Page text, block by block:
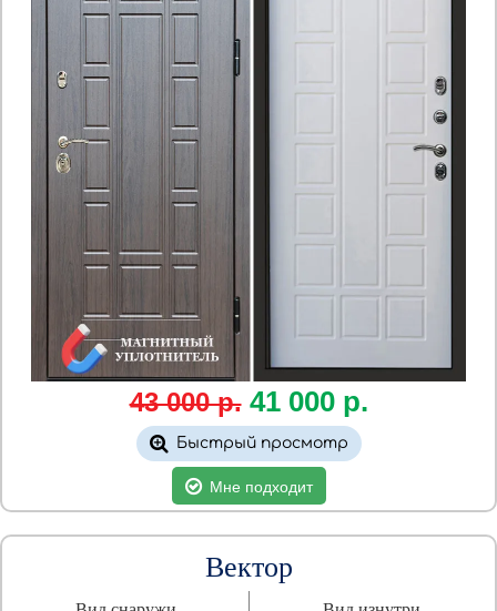
43 000 р. 41 000 р.
Быстрый просмотр
Мне подходит
Вектор